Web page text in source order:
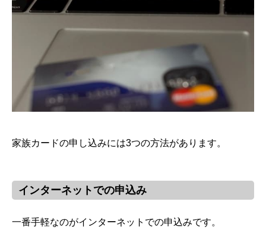
家族カードの申し込みには3つの方法があります。
インターネットでの申込み
一番手軽なのがインターネットでの申込みです。